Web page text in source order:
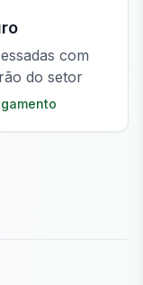
com
do setor